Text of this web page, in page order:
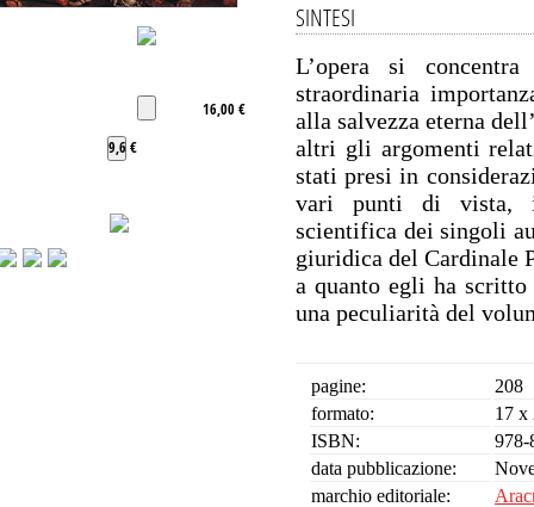
16,00 €
9,6 €
SINTESI
L’opera si
straordinaria
alla salvezza eterna
altri gli argomenti
stati presi in
vari punti di vista,
scientifica dei singoli
giuridica del Cardinale
a quanto egli ha
una peculiarità del
pagine:
208
formato:
17 x
ISBN:
978-
data pubblicazione:
marchio editoriale: